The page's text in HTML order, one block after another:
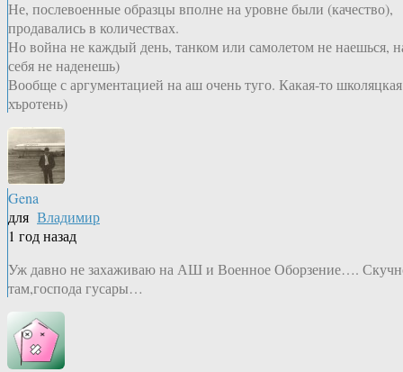
Не, послевоенные образцы вполне на уровне были (качество),
продавались в количествах.
Но война не каждый день, танком или самолетом не наешься,
себя не наденешь)
Вообще с аргументацией на аш очень туго. Какая-то школяцкая
хъротень)
Gena
для Владимир
1 год назад
Уж давно не захаживаю на АШ и Военное Оборзение….
там,господа гусары…